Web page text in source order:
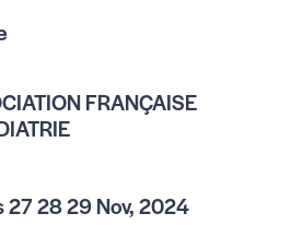
FRANÇAISE
27 28 29 Nov, 2024